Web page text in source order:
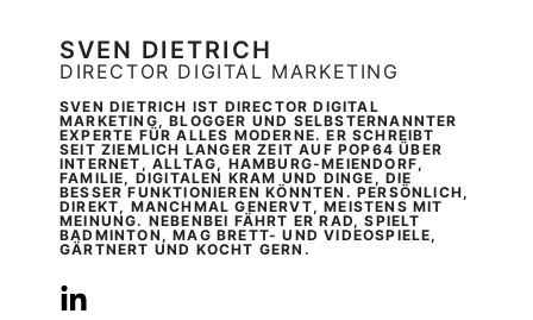
SVEN DIETRICH
DIRECTOR DIGITAL MARKETING
SVEN DIETRICH IST DIRECTOR DIGITAL
MARKETING, BLOGGER UND SELBSTERNANNTER
EXPERTE FÜR ALLES MODERNE. ER SCHREIBT
SEIT ZIEMLICH LANGER ZEIT AUF POP64 ÜBER
INTERNET, ALLTAG, HAMBURG-MEIENDORF,
FAMILIE, DIGITALEN KRAM UND DINGE, DIE
BESSER FUNKTIONIEREN KÖNNTEN. PERSÖNLICH,
DIREKT, MANCHMAL GENERVT, MEISTENS MIT
MEINUNG. NEBENBEI FÄHRT ER RAD, SPIELT
BADMINTON, MAG BRETT- UND VIDEOSPIELE,
GÄRTNERT UND KOCHT GERN.